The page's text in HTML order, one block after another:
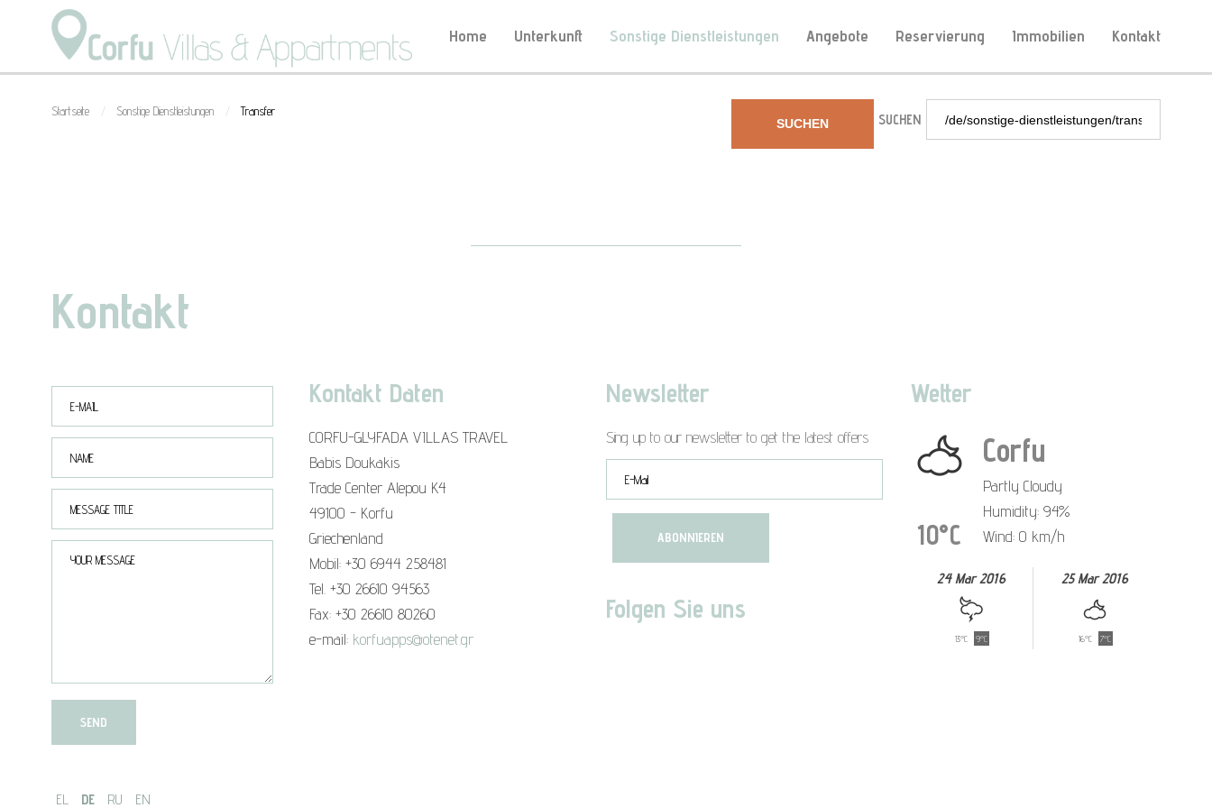
Home Unterkunft Sonstige Dienstleistungen Angebote Reservierung Immobilien Kontakt
Startseite / Sonstige Dienstleistungen / Transfer
SUCHEN
SUCHEN
Kontakt
Kontakt Daten
CORFU-GLYFADA VILLAS TRAVEL
Babis Doukakis
Trade Center Alepou K4
49100 - Korfu
Griechenland
Mobil: +30 6944 258481
Tel. +30 26610 94563
Fax: +30 26610 80260
e-mail: korfuapps@otenet.gr
Newsletter
Sing up to our newsletter to get the latest offers
Folgen Sie uns
Wetter
10°C
Corfu
Partly Cloudy
Humidity: 94%
Wind: 0 km/h
24 Mar 2016
13°C 9°C
25 Mar 2016
16°C 7°C
EL DE RU EN